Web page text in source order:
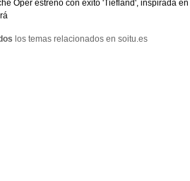
Oper estrenó con éxito 'Tiefland', inspirada
los temas relacionados en soitu.es